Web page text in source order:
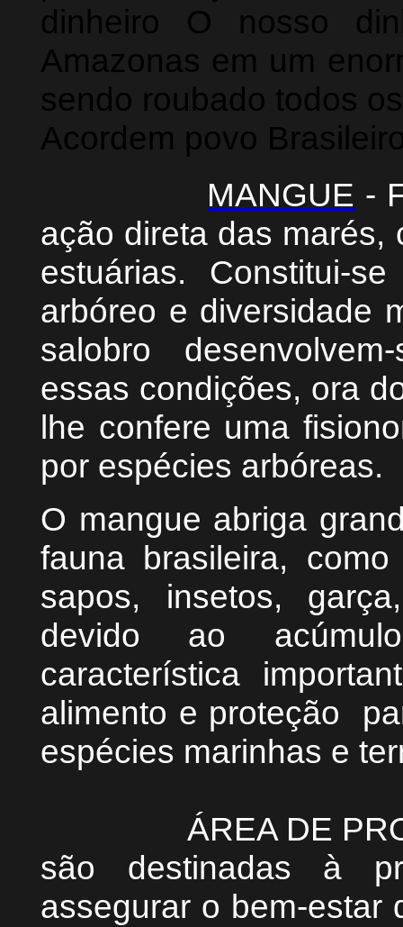
dinheiro O nosso
Amazonas em um
sendo roubado todos
Acordem povo
MANGUE -
ação direta das marés,
estuárias. Constitui-
arbóreo e diversidade
salobro
essas condições, ora
lhe confere uma
por espécies arbóreas.
O mangue abriga
fauna brasileira,
sapos, insetos,
devido ao
característica
alimento e proteção
espécies marinhas e
ÁREA DE
são destinadas à
assegurar o bem-estar